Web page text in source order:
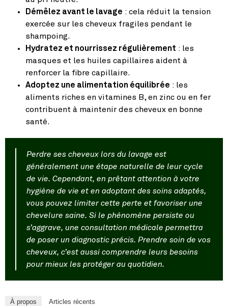
Démêlez avant le lavage : cela réduit la tension
exercée sur les cheveux fragiles pendant le
shampoing.
Hydratez et nourrissez régulièrement : les
masques et les huiles capillaires aident à
renforcer la fibre capillaire.
Adoptez une alimentation équilibrée : les
aliments riches en vitamines B, en zinc ou en fer
contribuent à maintenir des cheveux en bonne
santé.
Perdre ses cheveux lors du lavage est
généralement une étape naturelle de leur cycle
de vie. Cependant, en prêtant attention à votre
hygiène de vie et en adoptant des soins adaptés,
vous pouvez limiter cette perte et favoriser une
chevelure saine. Si le phénomène persiste ou
s’aggrave, une consultation médicale permettra
de poser un diagnostic précis. Prendre soin de vos
cheveux, c’est aussi comprendre leurs besoins
pour mieux les protéger au quotidien.
À propos Articles récents